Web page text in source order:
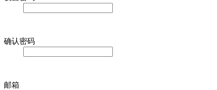
确认密码
邮箱